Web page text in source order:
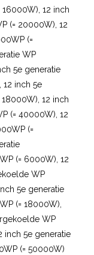
12 inch
(= 20000W), 12
(=
WP
5e generatie
12 inch 5e
12 inch
(= 40000W), 12
(=
(= 6000W), 12
WP
5e generatie
(= 18000W),
WP
inch 5e generatie
(= 50000W)